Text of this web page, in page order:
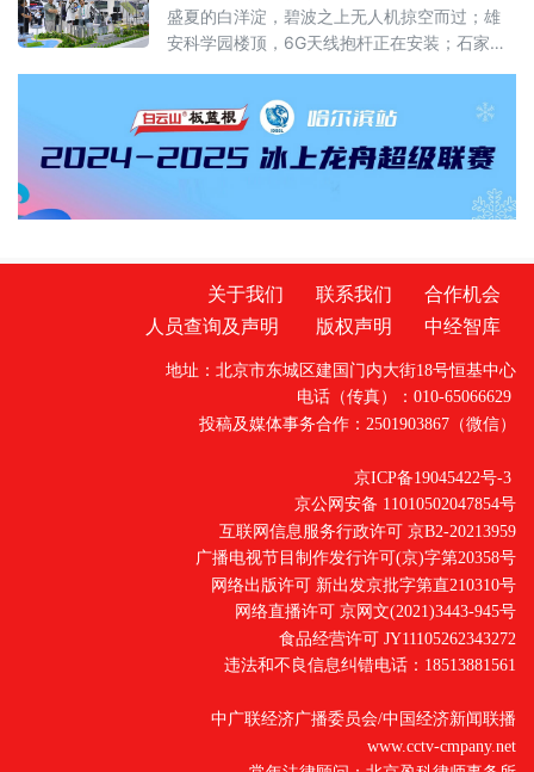
盛夏的白洋淀，碧波之上无人机掠空而过；雄
安科学园楼顶，6G天线抱杆正在安装；石家庄
验室门对门攻关……一幅“一核引领、多区联
动”的未来产业版图，正在燕赵大地加速铺展。
近年来，河北按照“一核引领、多区联动”的总体
架构，积极布局未来产业先导区。以雄安新区
为全省未来产业的核心策源地，依托京津冀国
家技术创新中心雄安中心、雄安新区中关
关于我们 联系我们
合作机会
人员查询及声明
版权声明 中经智库
地址：北京市东城区建国门内大街18号恒基中心
电话（传真）：010-65066629
投稿及媒体事务合作：2501903867（微信）
京ICP备19045422号-3
京公网安备 11010502047854号
互联网信息服务行政许可 京B2-20213959
广播电视节目制作发行许可(京)字第20358号
网络出版许可 新出发京批字第直210310号
网络直播许可 京网文(2021)3443-945号
食品经营许可 JY11105262343272
违法和不良信息纠错电话：18513881561
中广联经济广播委员会/中国经济新闻联播
www.cctv-cmpany.net